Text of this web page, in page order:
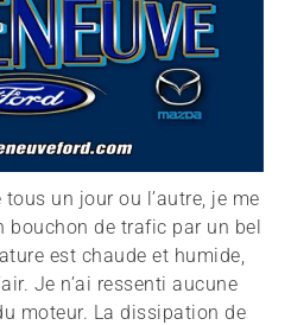
un jour ou l’autre, je me
bouchon de trafic par un bel
est chaude et humide,
Je n’ai ressenti aucune
moteur. La dissipation de